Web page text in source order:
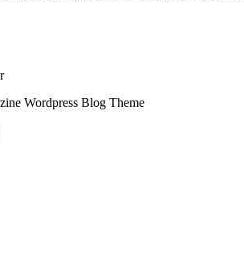
Wordpress Blog Theme